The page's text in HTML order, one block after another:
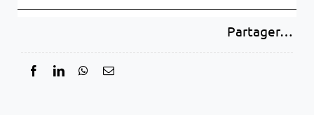
Partager…